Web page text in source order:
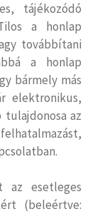
tájékozódó
a honlap
továbbítani
a honlap
bármely más
elektronikus,
tulajdonosa az
az esetleges
(beleértve: